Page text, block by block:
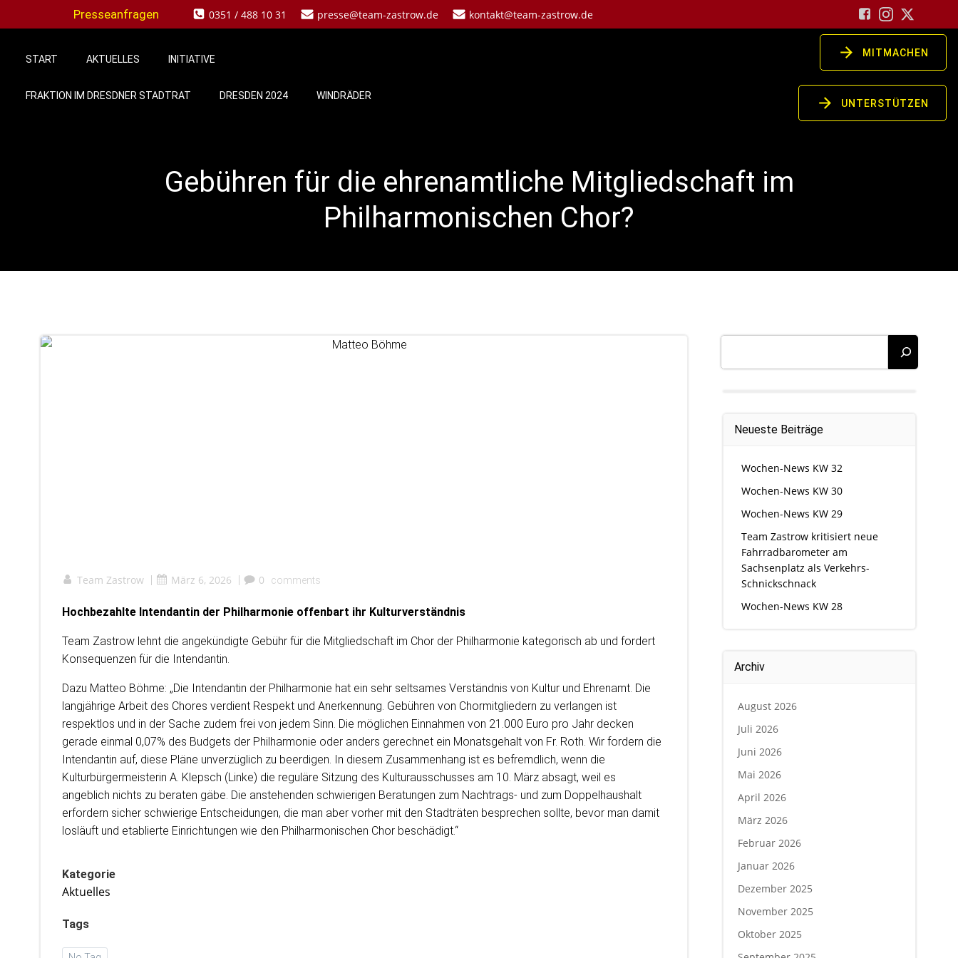
Inhalt
Presseanfragen 0351 / 488 10 31 presse@team-zastrow.de kontakt@team-zastrow.de
START AKTUELLES INITIATIVE
FRAKTION IM DRESDNER STADTRAT DRESDEN 2024 WINDRÄDER
MITMACHEN
UNTERSTÜTZEN
Gebühren für die ehrenamtliche Mitgliedschaft im
Philharmonischen Chor?
Team Zastrow | März 6, 2026 | 0 comments
Hochbezahlte Intendantin der Philharmonie offenbart ihr Kulturverständnis
Team Zastrow lehnt die angekündigte Gebühr für die Mitgliedschaft im Chor der Philharmonie kategorisch ab und fordert
Konsequenzen für die Intendantin.
Dazu Matteo Böhme: „Die Intendantin der Philharmonie hat ein sehr seltsames Verständnis von Kultur und Ehrenamt. Die
langjährige Arbeit des Chores verdient Respekt und Anerkennung. Gebühren von Chormitgliedern zu verlangen ist
respektlos und in der Sache zudem frei von jedem Sinn. Die möglichen Einnahmen von 21.000 Euro pro Jahr decken
gerade einmal 0,07% des Budgets der Philharmonie oder anders gerechnet ein Monatsgehalt von Fr. Roth. Wir fordern die
Intendantin auf, diese Pläne unverzüglich zu beerdigen. In diesem Zusammenhang ist es befremdlich, wenn die
Kulturbürgermeisterin A. Klepsch (Linke) die reguläre Sitzung des Kulturausschusses am 10. März absagt, weil es
angeblich nichts zu beraten gäbe. Die anstehenden schwierigen Beratungen zum Nachtrags- und zum Doppelhaushalt
erfordern sicher schwierige Entscheidungen, die man aber vorher mit den Stadträten besprechen sollte, bevor man damit
losläuft und etablierte Einrichtungen wie den Philharmonischen Chor beschädigt.“
Kategorie
Aktuelles
Tags
Neueste Beiträge
Wochen-News KW 32
Wochen-News KW 30
Wochen-News KW 29
Team Zastrow kritisiert neue
Fahrradbarometer am
Sachsenplatz als Verkehrs-
Schnickschnack
Wochen-News KW 28
Archiv
August 2026
Juli 2026
Juni 2026
Mai 2026
April 2026
März 2026
Februar 2026
Januar 2026
Dezember 2025
November 2025
Oktober 2025